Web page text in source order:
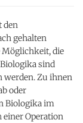
den
gehalten
Möglichkeit, die
sind
werden. Zu ihnen
oder
Biologika im
einer Operation